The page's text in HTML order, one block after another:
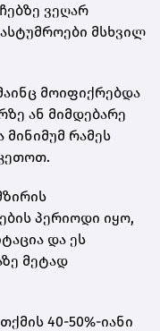
ვეღარ
მსხვილ
მოიფიქრებდა
ან მიმდებარე
რამეს
პერიოდი იყო,
და ეს
მეტად
40-50%-იანი